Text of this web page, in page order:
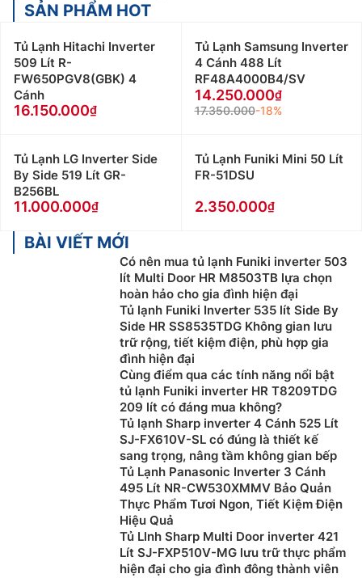
SẢN PHẨM HOT
Tủ Lạnh Hitachi Inverter
509 Lít R-
FW650PGV8(GBK) 4
Cánh
16.150.000
Tủ Lạnh Samsung Inverter
4 Cánh 488 Lít
RF48A4000B4/SV
14.250.000
17.350.000-18%
Tủ Lạnh LG Inverter Side
By Side 519 Lít GR-
B256BL
11.000.000
Tủ Lạnh Funiki Mini 50 Lít
FR-51DSU
2.350.000
BÀI VIẾT MỚI
Có nên mua tủ lạnh Funiki inverter 503
lít Multi Door HR M8503TB lựa chọn
hoàn hảo cho gia đình hiện đại
Tủ lạnh Funiki Inverter 535 lít Side By
Side HR SS8535TDG Không gian lưu
trữ rộng, tiết kiệm điện, phù hợp gia
đình hiện đại
Cùng điểm qua các tính năng nổi bật
tủ lạnh Funiki inverter HR T8209TDG
209 lít có đáng mua không?
Tủ lạnh Sharp inverter 4 Cánh 525 Lít
SJ-FX610V-SL có đúng là thiết kế
sang trọng, nâng tầm không gian bếp
Tủ Lạnh Panasonic Inverter 3 Cánh
495 Lít NR-CW530XMMV Bảo Quản
Thực Phẩm Tươi Ngon, Tiết Kiệm Điện
Hiệu Quả
Tủ Llnh Sharp Multi Door inverter 421
Lít SJ-FXP510V-MG lưu trữ thực phẩm
hiện đại cho gia đình đông thành viên